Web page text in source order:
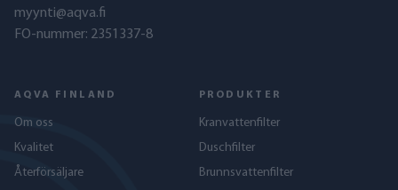
myynti@aqva.fi
FO-nummer: 2351337-8
AQVA FINLAND
Om oss
Kvalitet
Återförsäljare
PRODUKTER
Kranvattenfilter
Duschfilter
Brunnsvattenfilter